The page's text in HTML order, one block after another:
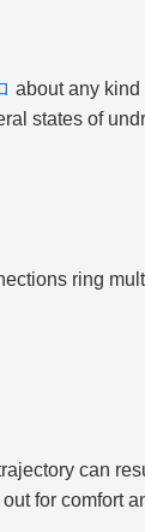
about any
states of
ring
can
for comfort